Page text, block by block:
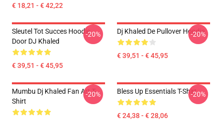
€ 18,21 - € 42,22
Sleutel Tot Succes Hoodie
Door DJ Khaled
€ 39,51 - € 45,95
-20% Dj Khaled De Pullover Hoodie
€ 39,51 - € 45,95
-20%
Mumbu Dj Khaled Fan Art T-
Shirt
-20% Bless Up Essentials T-Shirt
€ 24,38 - € 28,06
-20%